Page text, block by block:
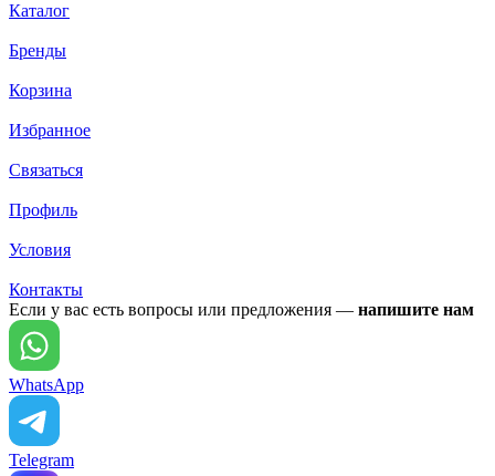
Каталог
Бренды
Корзина
Избранное
Связаться
Профиль
Условия
Контакты
Если у вас есть вопросы или предложения — напишите нам
WhatsApp
Telegram